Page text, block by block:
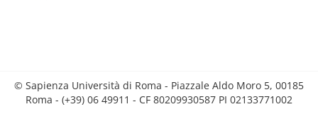
© Sapienza Università di Roma - Piazzale Aldo Moro 5, 00185
Roma - (+39) 06 49911 - CF 80209930587 PI 02133771002